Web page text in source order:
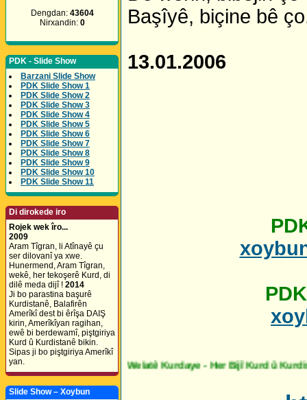
Dengdan: 43604
Nirxandin: 0
PDK - Slide Show
Barzani Slide Show
PDK Slide Show 1
PDK Slide Show 2
PDK Slide Show 3
PDK Slide Show 4
PDK Slide Show 5
PDK Slide Show 6
PDK Slide Show 7
PDK Slide Show 8
PDK Slide Show 9
PDK Slide Show 10
PDK Slide Show 11
Di dirokede iro
Rojek wek îro...
2009
Aram Tîgran, li Atînayê çu
ser dilovanî ya xwe.
Hunermend, Aram Tîgran,
wekê, her tekoşerê Kurd, di
dilê meda dijî ! 2014
Ji bo parastina başurê
Kurdistanê, Balafirên
Amerîkî dest bi êrîşa DAIŞ
kirin, Amerîkîyan ragihan,
ewê bi berdewamî, piştgiriya
Kurd û Kurdistanê bikin.
Sipas ji bo piştgiriya Amerîkî
yan.
Slide Show – Xoybun
Başîyê, biçine bê
13.01.2006